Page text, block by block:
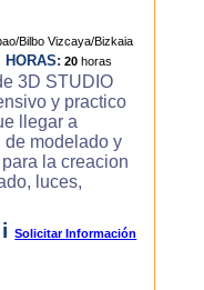
HORAS: 20 horas
3D STUDIO
y practico
llegar a
modelado y
la creacion
luces,
i Solicitar Información